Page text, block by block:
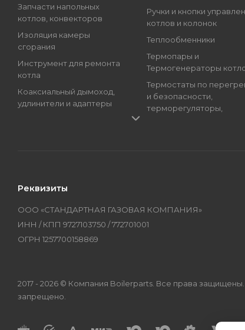
Запчасти напольных
котлов, конвекторов
Изоляция камеры
сгорания
Инструмент для ремонта
котла
Коаксиальный дымоход,
удлинители и адаптеры
и термоманометры
Ручки и кнопки
котлов и колонок
Теплообменники
Термопары и
Термогенераторы
Термостаты по
и безопасности,
терморегуляторы,
Бренды
Реквизиты
ООО «СТАНДАРТНАЯ ГАЗОВАЯ КОМПАНИЯ»
ИНН / КПП 9727103750 / 772701001
ОГРН 1257700158869
2017 - 2026 © Компания Boilerparts. Все права
запрещено.